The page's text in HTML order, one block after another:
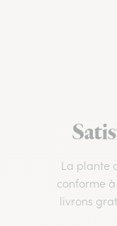
La plante
conforme
livrons